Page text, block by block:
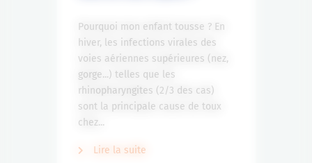
Pourquoi mon enfant tousse ? En
hiver, les infections virales des
voies aériennes supérieures (nez,
gorge...) telles que les
rhinopharyngites (2/3 des cas)
sont la principale cause de toux
chez...
Lire la suite